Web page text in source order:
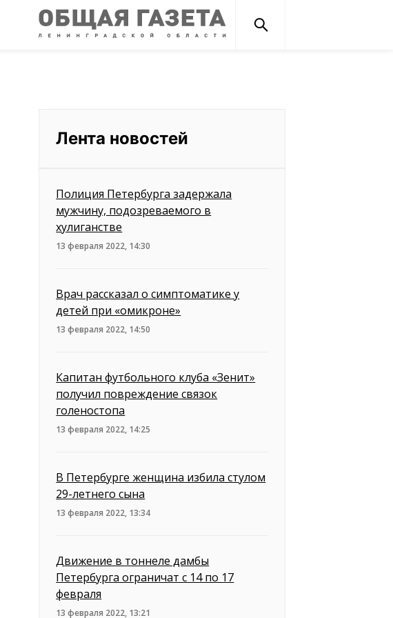
Лента новостей
Полиция Петербурга задержала
мужчину, подозреваемого в
хулиганстве
13 февраля 2022, 14:30
Врач рассказал о симптоматике у
детей при «омикроне»
13 февраля 2022, 14:50
Капитан футбольного клуба «Зенит»
получил повреждение связок
голеностопа
13 февраля 2022, 14:25
В Петербурге женщина избила стулом
29-летнего сына
13 февраля 2022, 13:34
Движение в тоннеле дамбы
Петербурга ограничат с 14 по 17
февраля
13 февраля 2022, 13:21